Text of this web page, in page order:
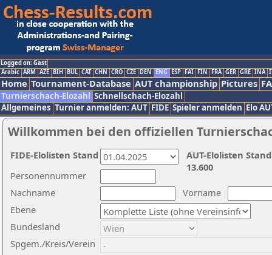
Logged on: Gast
Arabic ARM AZE BIH BUL CAT CHN CRO CZE DEN ENG ESP FAI FIN FRA GER GRE INA
Home Tournament-Database AUT championship Pictures
Turnierschach-Elozahl Schnellschach-Elozahl
Allgemeines Turnier anmelden: AUT FIDE Spieler anmelden Elo
Willkommen bei den offiziellen
Nachname
Vorname
Ebene
Personennummer
Bundesland
Spgem./Kreis/Verein
AUT-Elolisten
13.600
FIDE-Elolisten Stand